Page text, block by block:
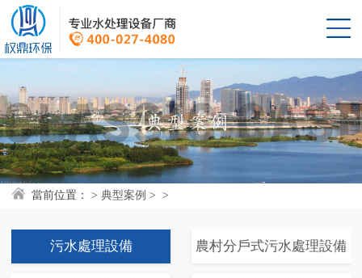
當前位置： > 典型案例 > >
污水處理設備 農村分戶式污水處理設備